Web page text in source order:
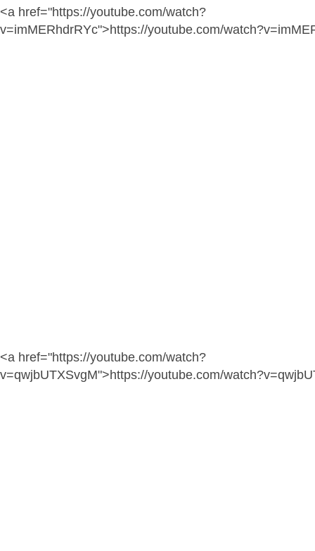
<a href="https://youtube.com/watch?
v=imMERhdrRYc">https://youtube.com/
<a href="https://youtube.com/watch?
v=qwjbUTXSvgM">https://youtube.com/